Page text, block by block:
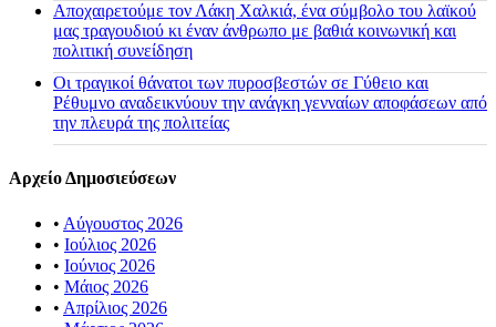
Αποχαιρετούμε τον Λάκη Χαλκιά, ένα σύμβολο του λαϊκού
μας τραγουδιού κι έναν άνθρωπο με βαθιά κοινωνική και
πολιτική συνείδηση
Οι τραγικοί θάνατοι των πυροσβεστών σε Γύθειο και
Ρέθυμνο αναδεικνύουν την ανάγκη γενναίων αποφάσεων από
την πλευρά της πολιτείας
Αρχείο Δημοσιεύσεων
• Αύγουστος 2026
• Ιούλιος 2026
• Ιούνιος 2026
• Μάιος 2026
• Απρίλιος 2026